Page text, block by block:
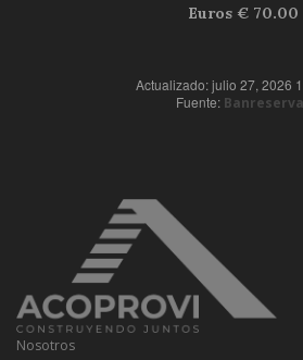
Euros € 70.00
Actualizado: julio 27, 2026
Fuente:
Nosotros